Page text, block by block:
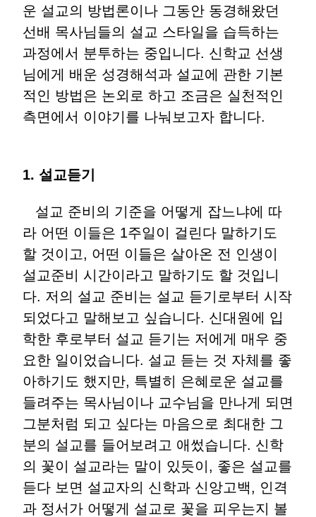
운 설교의 방법론이나 그동안 동경해왔던
선배 목사님들의 설교 스타일을 습득하는
과정에서 분투하는 중입니다. 신학교 선생
님에게 배운 성경해석과 설교에 관한 기본
적인 방법은 논외로 하고 조금은 실천적인
측면에서 이야기를 나눠보고자 합니다.
1. 설교듣기
설교 준비의 기준을 어떻게 잡느냐에 따
라 어떤 이들은 1주일이 걸린다 말하기도
할 것이고, 어떤 이들은 살아온 전 인생이
설교준비 시간이라고 말하기도 할 것입니
다. 저의 설교 준비는 설교 듣기로부터 시작
되었다고 말해보고 싶습니다. 신대원에 입
학한 후로부터 설교 듣기는 저에게 매우 중
요한 일이었습니다. 설교 듣는 것 자체를 좋
아하기도 했지만, 특별히 은혜로운 설교를
들려주는 목사님이나 교수님을 만나게 되면
그분처럼 되고 싶다는 마음으로 최대한 그
분의 설교를 들어보려고 애썼습니다. 신학
의 꽃이 설교라는 말이 있듯이, 좋은 설교를
듣다 보면 설교자의 신학과 신앙고백, 인격
과 정서가 어떻게 설교로 꽃을 피우는지 볼